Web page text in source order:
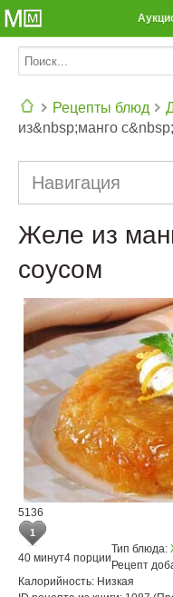
Рецепты блюд
из&nbsp;манго
Навигация
Желе из
соусом
5136
1
40 минут4 порции
Тип блюда:
Рецепт
Калорийность: Низкая